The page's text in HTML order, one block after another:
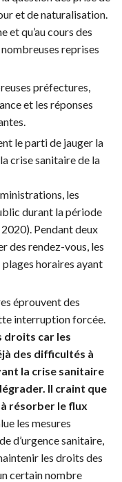
et de naturalisation.
et qu’au cours des
reprises
préfectures,
et les réponses
le parti de jauger la
crise sanitaire de la
les
durant la période
Pendant deux
des rendez-vous, les
horaires ayant
éprouvent des
interruption forcée.
droits car les
des difficultés à
la crise sanitaire
Il craint que
résorber le flux
les mesures
d’urgence sanitaire,
les droits des
certain nombre